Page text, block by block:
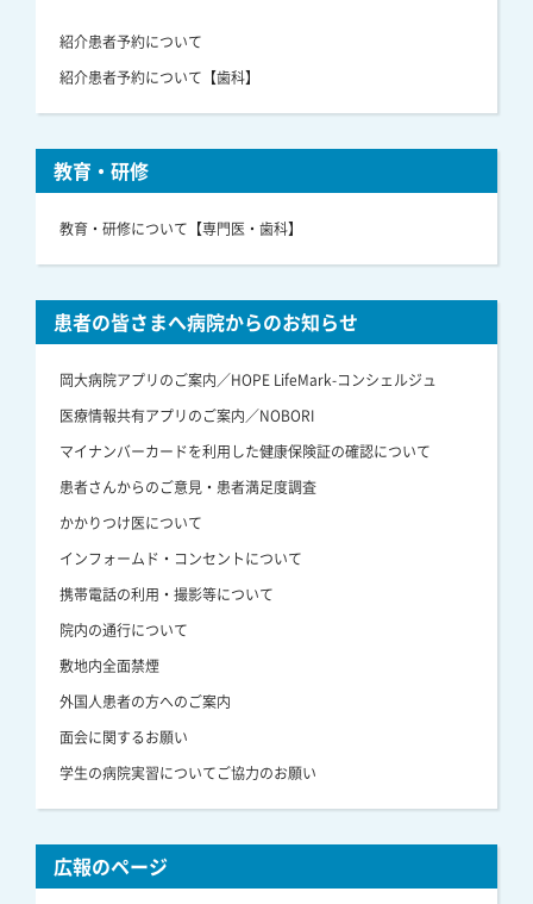
紹介患者予約について
紹介患者予約について【歯科】
教育・研修
教育・研修について【専門医・歯科】
患者の皆さまへ病院からのお知らせ
岡大病院アプリのご案内／HOPE LifeMark-コンシェルジュ
医療情報共有アプリのご案内／NOBORI
マイナンバーカードを利用した健康保険証の確認について
患者さんからのご意見・患者満足度調査
かかりつけ医について
インフォームド・コンセントについて
携帯電話の利用・撮影等について
院内の通行について
敷地内全面禁煙
外国人患者の方へのご案内
面会に関するお願い
学生の病院実習についてご協力のお願い
広報のページ